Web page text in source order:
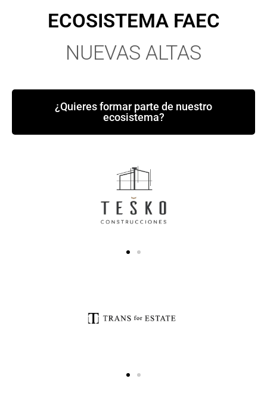
ECOSISTEMA FAEC
NUEVAS ALTAS
¿Quieres formar parte de nuestro
ecosistema?